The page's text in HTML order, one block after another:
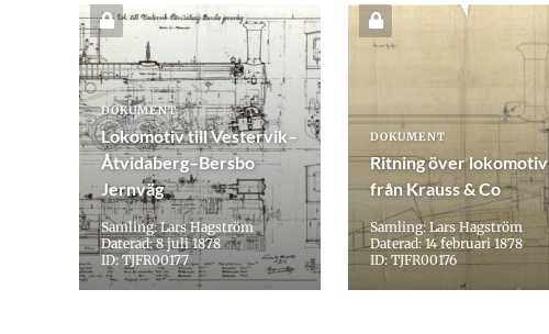
DOKUMENT
Lokomotiv till Vestervik–
Åtvidaberg–Bersbo
Jernväg
Samling: Lars Hagström
Daterad: 8 juli 1878
ID: TJFR00177
DOKUMENT
Ritning över lokomotiv
från Krauss & Co
Samling: Lars Hagström
Daterad: 14 februari 1878
ID: TJFR00176